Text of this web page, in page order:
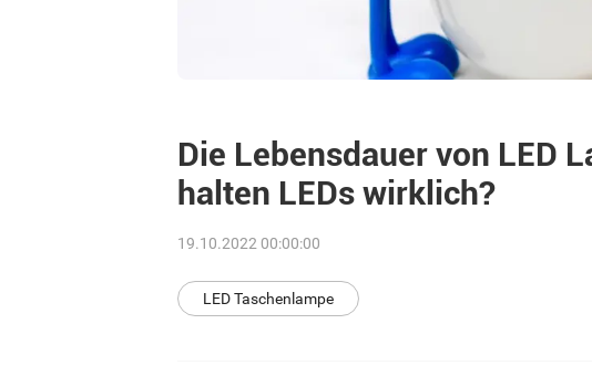
Die Lebensdauer von LED
halten LEDs wirklich?
19.10.2022 00:00:00
LED Taschenlampe